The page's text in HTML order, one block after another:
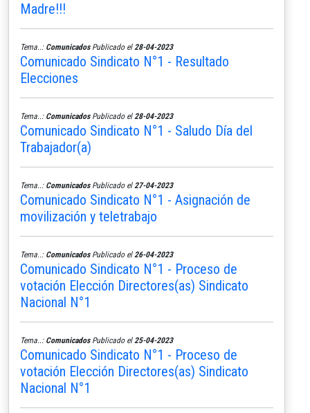
Madre!!!
Tema..: ComunicadosPublicado el 28-04-2023
Comunicado Sindicato N°1 - Resultado
Elecciones
Tema..: ComunicadosPublicado el 28-04-2023
Comunicado Sindicato N°1 - Saludo Día del
Trabajador(a)
Tema..: ComunicadosPublicado el 27-04-2023
Comunicado Sindicato N°1 - Asignación de
movilización y teletrabajo
Tema..: ComunicadosPublicado el 26-04-2023
Comunicado Sindicato N°1 - Proceso de
votación Elección Directores(as) Sindicato
Nacional N°1
Tema..: ComunicadosPublicado el 25-04-2023
Comunicado Sindicato N°1 - Proceso de
votación Elección Directores(as) Sindicato
Nacional N°1